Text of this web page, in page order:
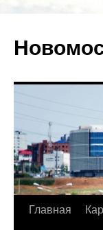
Главная